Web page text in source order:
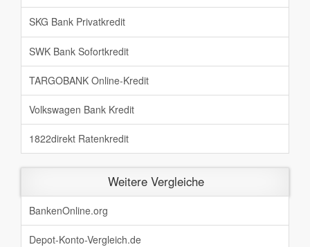
SKG Bank Privatkredit
SWK Bank Sofortkredit
TARGOBANK Online-Kredit
Volkswagen Bank Kredit
1822direkt Ratenkredit
Weitere Vergleiche
BankenOnline.org
Depot-Konto-Vergleich.de